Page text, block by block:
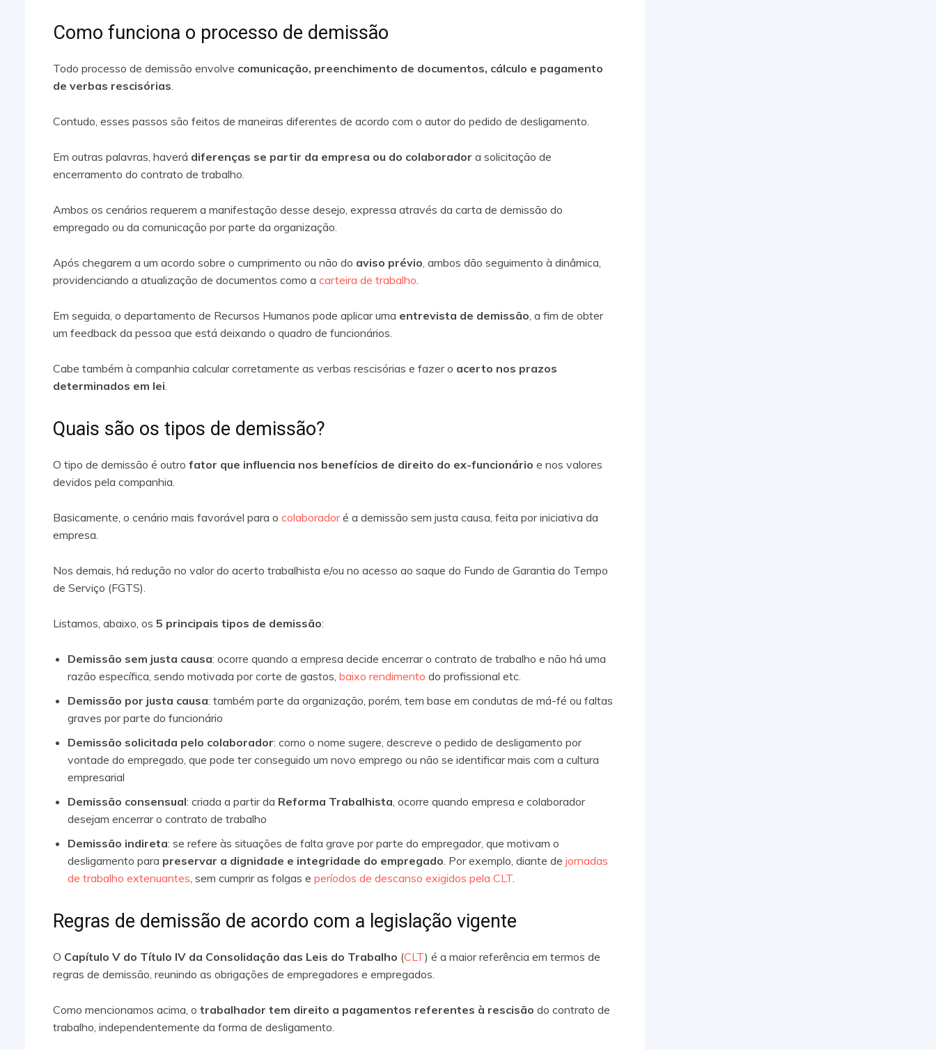
Como funciona o processo de demissão
Todo processo de demissão envolve comunicação, preenchimento de documentos, cálculo e pagamento
de verbas rescisórias.
Contudo, esses passos são feitos de maneiras diferentes de acordo com o autor do pedido de desligamento.
Em outras palavras, haverá diferenças se partir da empresa ou do colaborador a solicitação de
encerramento do contrato de trabalho.
Ambos os cenários requerem a manifestação desse desejo, expressa através da carta de demissão do
empregado ou da comunicação por parte da organização.
Após chegarem a um acordo sobre o cumprimento ou não do aviso prévio, ambos dão seguimento à dinâmica,
providenciando a atualização de documentos como a carteira de trabalho.
Em seguida, o departamento de Recursos Humanos pode aplicar uma entrevista de demissão, a fim de obter
um feedback da pessoa que está deixando o quadro de funcionários.
Cabe também à companhia calcular corretamente as verbas rescisórias e fazer o acerto nos prazos
determinados em lei.
Quais são os tipos de demissão?
O tipo de demissão é outro fator que influencia nos benefícios de direito do ex-funcionário e nos valores
devidos pela companhia.
Basicamente, o cenário mais favorável para o colaboradoré a demissão sem justa causa, feita por iniciativa da
empresa.
Nos demais, há redução no valor do acerto trabalhista e/ou no acesso ao saque do Fundo de Garantia do Tempo
de Serviço (FGTS).
Listamos, abaixo, os 5 principais tipos de demissão:
Demissão sem justa causa: ocorre quando a empresa decide encerrar o contrato de trabalho e não há uma
razão específica, sendo motivada por corte de gastos, baixo rendimento do profissional etc.
Demissão por justa causa: também parte da organização, porém, tem base em condutas de má-fé ou faltas
graves por parte do funcionário
Demissão solicitada pelo colaborador: como o nome sugere, descreve o pedido de desligamento por
vontade do empregado, que pode ter conseguido um novo emprego ou não se identificar mais com a cultura
empresarial
Demissão consensual: criada a partir da Reforma Trabalhista, ocorre quando empresa e colaborador
desejam encerrar o contrato de trabalho
Demissão indireta: se refere às situações de falta grave por parte do empregador, que motivam o
desligamento para preservar a dignidade e integridade do empregado. Por exemplo, diante de jornadas
de trabalho extenuantes, sem cumprir as folgas e períodos de descanso exigidos pela CLT.
Regras de demissão de acordo com a legislação vigente
O Capítulo V do Título IV da Consolidação das Leis do Trabalho (CLT) é a maior referência em termos de
regras de demissão, reunindo as obrigações de empregadores e empregados.
Como mencionamos acima, o trabalhador tem direito a pagamentos referentes à rescisão do contrato de
trabalho, independentemente da forma de desligamento.